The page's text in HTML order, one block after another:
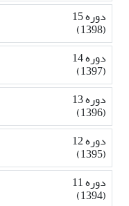
دوره 15
(1398)
دوره 14
(1397)
دوره 13
(1396)
دوره 12
(1395)
دوره 11
(1394)